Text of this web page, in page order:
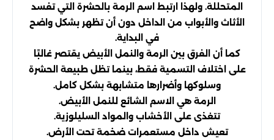
المتحللة. ولهذا ارتبط اسم الرمة بالحشرة التي تفسد
الأثاث والأبواب من الداخل دون أن تظهر بشكل واضح
في البداية.
كما أن الفرق بين الرمة والنمل الأبيض يقتصر غالبًا
على اختلاف التسمية فقط، بينما تظل طبيعة الحشرة
وسلوكها وأضرارها متشابهة بشكل كامل.
الرمة هي الاسم الشائع للنمل الأبيض.
تتغذى على الأخشاب والمواد السليلوزية.
تعيش داخل مستعمرات ضخمة تحت الأرض.